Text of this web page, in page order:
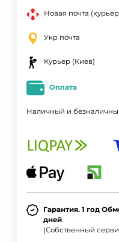
Новая почта
Укр почта
Курьер (Киев)
Оплата
Наличный и
Гарантия. 1 год
дней
(Собственный